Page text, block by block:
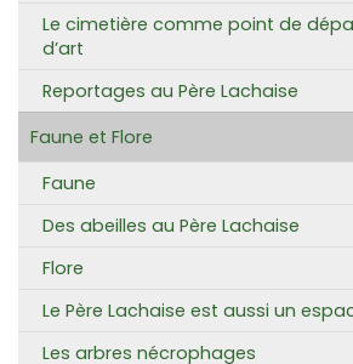
Le cimetière comme point de
d’art
Reportages au Père Lachaise
Faune et Flore
Faune
Des abeilles au Père Lachaise
Flore
Le Père Lachaise est aussi un
Les arbres nécrophages